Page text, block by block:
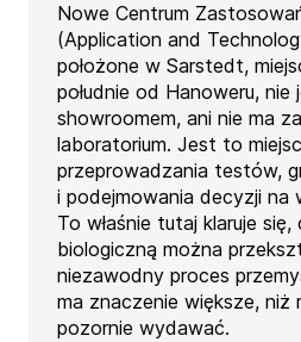
Nowe Centrum
(Application and
położone w Sarstedt,
południe od Hanoweru, nie
showroomem, ani nie ma
laboratorium. Jest to
przeprowadzania testów,
i podejmowania decyzji na
To właśnie tutaj klaruje
biologiczną można
niezawodny proces
ma znaczenie większe, niż
pozornie wydawać.